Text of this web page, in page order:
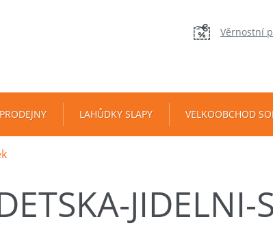
Věrnostní
PRODEJNY LAHŮDKY SLAPY VELKOOBCHOD
JIDELNI-